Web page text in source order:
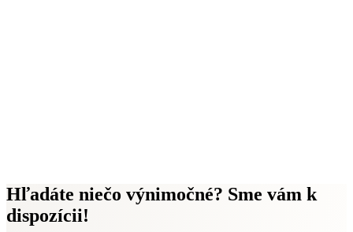
Hľadáte niečo výnimočné? Sme vám k
dispozícii!